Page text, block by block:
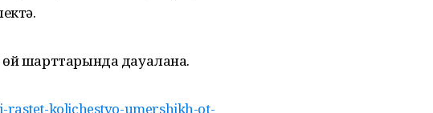
өй шарттарында дауалана.
kolichestvo-umershikh-ot-